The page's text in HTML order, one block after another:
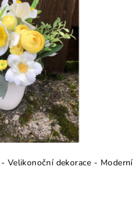
- Velikonoční dekorace - Moderní